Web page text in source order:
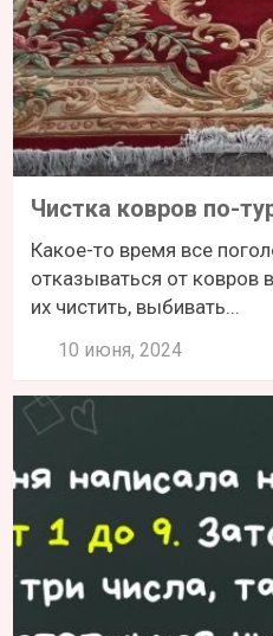
Чистка ковров по-
Какое-то время все
отказываться от ковров
их чистить, выбивать...
10 июня, 2024